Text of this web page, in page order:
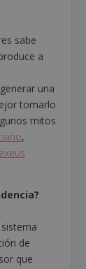
sabe
a
una
tomarlo
mitos
,
de
que